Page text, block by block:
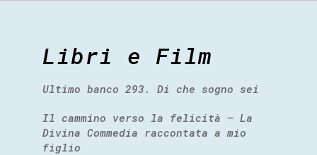
Libri e Film
Ultimo banco 293. Di che sogno sei
Il cammino verso la felicità – La
Divina Commedia raccontata a mio
figlio